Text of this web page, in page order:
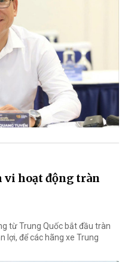
vi hoạt động tràn
từ Trung Quốc bắt đầu tràn
lợi, để các hãng xe Trung